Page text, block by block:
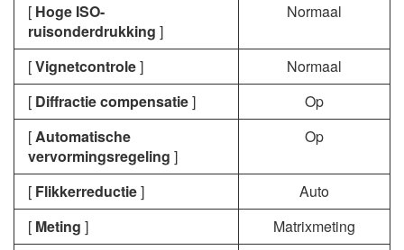
[ Hoge ISO-
ruisonderdrukking ]
Normaal
[Vignetcontrole]
Normaal
[ Diffractie compensatie]
Op
[Automatische
vervormingsregeling ]
Op
[ Flikkerreductie]
Auto
[ Meting ]
Matrixmeting